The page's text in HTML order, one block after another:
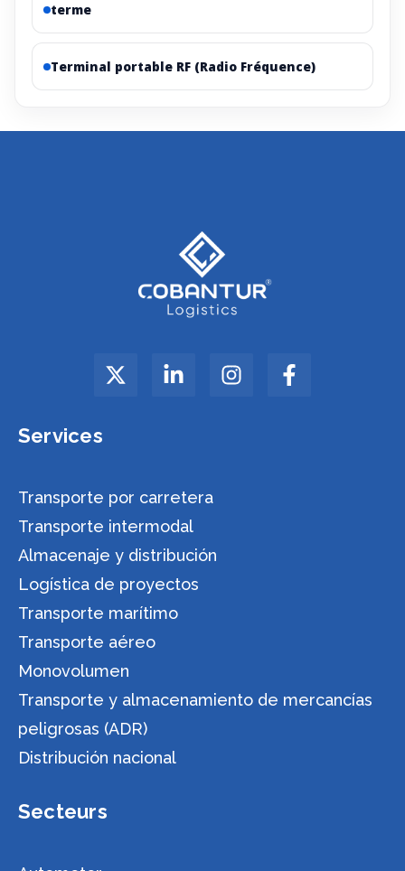
terme
Terminal portable RF (Radio Fréquence)
Services
Transporte por carretera
Transporte intermodal
Almacenaje y distribución
Logística de proyectos
Transporte marítimo
Transporte aéreo
Monovolumen
Transporte y almacenamiento de mercancías
peligrosas (ADR)
Distribución nacional
Secteurs